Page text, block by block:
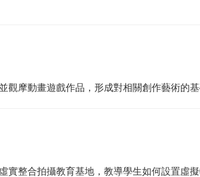
摩動畫遊戲作品，形成對相關創作藝術的
實整合拍攝教育基地，教導學生如何設置虛